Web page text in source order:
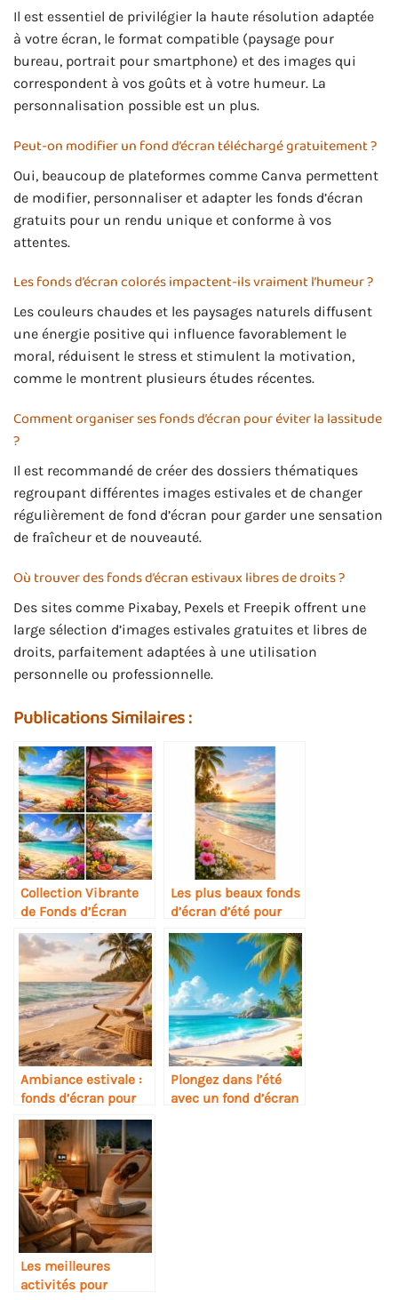
Il est essentiel de privilégier la haute résolution adaptée
à votre écran, le format compatible (paysage pour
bureau, portrait pour smartphone) et des images qui
correspondent à vos goûts et à votre humeur. La
personnalisation possible est un plus.
Peut-on modifier un fond d’écran téléchargé gratuitement ?
Oui, beaucoup de plateformes comme Canva permettent
de modifier, personnaliser et adapter les fonds d’écran
gratuits pour un rendu unique et conforme à vos
attentes.
Les fonds d’écran colorés impactent-ils vraiment l’humeur ?
Les couleurs chaudes et les paysages naturels diffusent
une énergie positive qui influence favorablement le
moral, réduisent le stress et stimulent la motivation,
comme le montrent plusieurs études récentes.
Comment organiser ses fonds d’écran pour éviter la lassitude
?
Il est recommandé de créer des dossiers thématiques
regroupant différentes images estivales et de changer
régulièrement de fond d’écran pour garder une sensation
de fraîcheur et de nouveauté.
Où trouver des fonds d’écran estivaux libres de droits ?
Des sites comme Pixabay, Pexels et Freepik offrent une
large sélection d’images estivales gratuites et libres de
droits, parfaitement adaptées à une utilisation
personnelle ou professionnelle.
Publications Similaires :
Collection Vibrante
de Fonds d’Écran
d’Été pour Égayer
Vos Écrans
Les plus beaux fonds
d’écran d’été pour
sublimer votre
iPhone
Ambiance estivale :
fonds d’écran pour
faire entrer l’été chez
vous
Plongez dans l’été
avec un fond d’écran
Les meilleures
activités pour